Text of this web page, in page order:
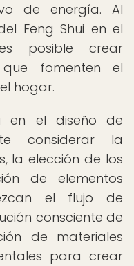
de energía. Al
Feng Shui en el
posible crear
que fomenten el
hogar.
en el diseño de
considerar la
la elección de los
de elementos
el flujo de
consciente de
de materiales
para crear